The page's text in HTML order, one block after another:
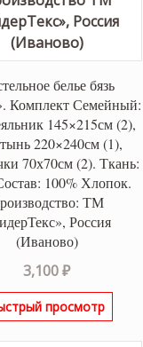
белье бязь
Комплект Семейный:
145×215см (2),
220×240см (1),
70х70см (2). Ткань:
100% Хлопок.
ТМ
Россия
(Иваново)
3,100₽
просмотр